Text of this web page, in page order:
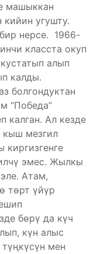
машыккан
угушту.
нерсе. 1966-
класста окуп
алып
калды.
болгондуктан
“Победа”
калган. Ал кезде
кыш мезгил
киргизгенге
эмес. Жылкы
Атам,
төрт үйүр
бөрү да күч
күн алыс
мен